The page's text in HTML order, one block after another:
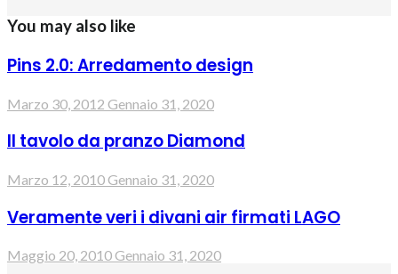
You may also like
Pins 2.0: Arredamento design
Marzo 30, 2012 Gennaio 31, 2020
Il tavolo da pranzo Diamond
Marzo 12, 2010Gennaio 31, 2020
Veramente veri i divani air firmati LAGO
Maggio 20, 2010Gennaio 31, 2020